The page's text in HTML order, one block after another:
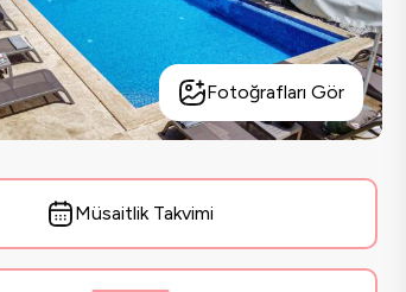
Fotoğrafları Gör
Müsaitlik Takvimi